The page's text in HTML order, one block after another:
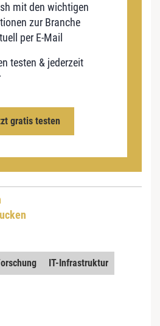
mit den wichtigen
zur Branche
per E-Mail
testen & jederzeit
gratis testen
IT-Infrastruktur